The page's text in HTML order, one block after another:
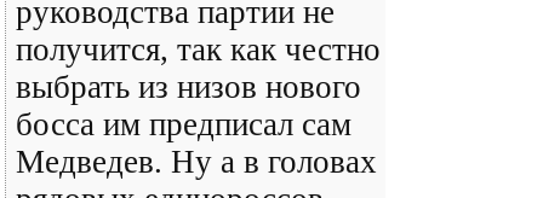
руководства партии не
получится, так как честно
выбрать из низов нового
босса им предписал сам
Медведев. Ну а в головах